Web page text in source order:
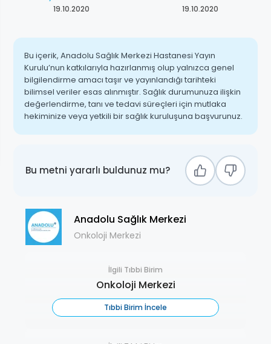
19.10.2020
19.10.2020
Bu içerik, Anadolu Sağlık Merkezi Hastanesi Yayın
Kurulu’nun katkılarıyla hazırlanmış olup yalnızca genel
bilgilendirme amacı taşır ve yayınlandığı tarihteki
bilimsel veriler esas alınmıştır. Sağlık durumunuza ilişkin
değerlendirme, tanı ve tedavi süreçleri için mutlaka
hekiminize veya yetkili bir sağlık kuruluşuna başvurunuz.
Bu metni yararlı buldunuz mu?
Anadolu Sağlık Merkezi
Onkoloji Merkezi
İlgili Tıbbi Birim
Onkoloji Merkezi
Tıbbi Birim İncele